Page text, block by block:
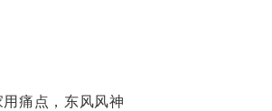
用痛点，东风风神